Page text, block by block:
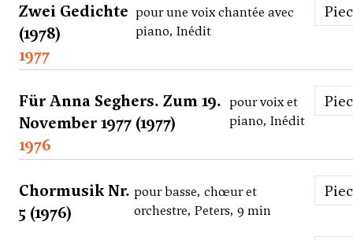
Zwei Gedichte
(1978)
pour une voix chantée avec
piano, Inédit
1977
Für Anna Seghers. Zum 19.
November 1977 (1977)
pour voix et
piano, Inédit
1976
Chormusik Nr.
5 (1976)
pour basse, chœur et
orchestre, Peters, 9 min